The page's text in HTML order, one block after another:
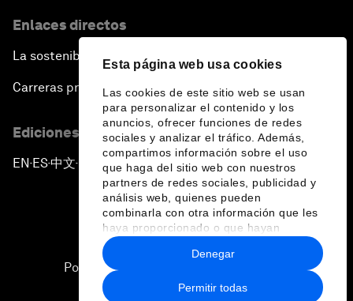
Esta página web usa cookies
Las cookies de este sitio web se usan
para personalizar el contenido y los
anuncios, ofrecer funciones de redes
sociales y analizar el tráfico. Además,
compartimos información sobre el uso
que haga del sitio web con nuestros
partners de redes sociales, publicidad y
análisis web, quienes pueden
combinarla con otra información que les
haya proporcionado o que hayan
recopilado a partir del uso que haya
hecho de sus servicios.
Permitir todas
Denegar
Enlaces directos
La sostenibilidad en el Foro
Carreras profesionales
Ediciones en otros idiomas
EN ▪ES▪中文▪ 日本語
Política de privacidad y normas de uso
Sitemap